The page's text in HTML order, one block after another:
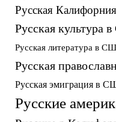
Русская Калифорния
Русская культура
Русская литература в
Русская
Русская эмиграция в
Русские